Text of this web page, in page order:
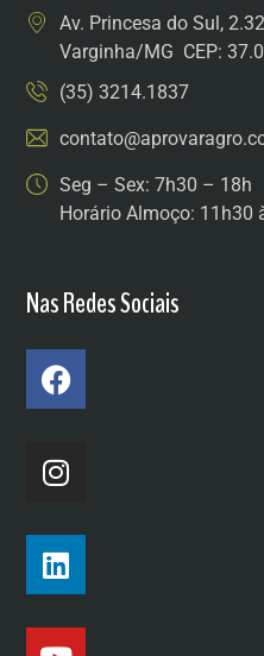
Av. Princesa do Sul,
Varginha/MG CEP:
(35) 3214.1837
Seg – Sex: 7h30 – 18h
Horário Almoço: 11h30
Nas Redes Sociais